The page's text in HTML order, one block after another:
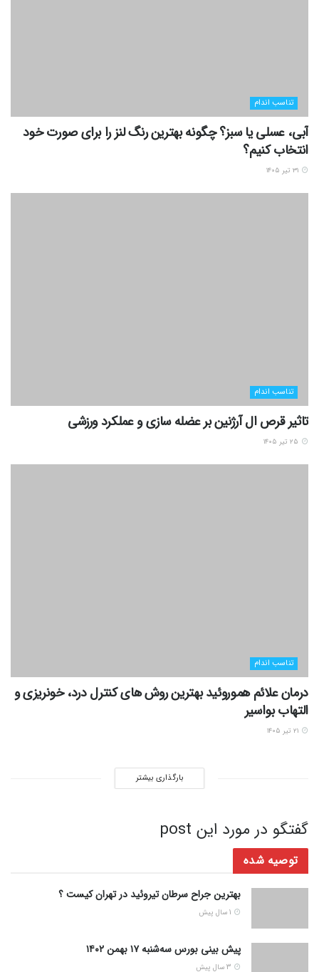
تناسب اندام
آبی، عسلی یا سبز؟ چگونه بهترین رنگ لنز را برای صورت خود
انتخاب کنیم؟
تناسب اندام
تاثیر قرص ال آرژنین بر عضله سازی و عملکرد ورزشی
تناسب اندام
درمان علائم هموروئید بهترین روش های کنترل درد، خونریزی و
التهاب بواسیر
بارگذاری بیشتر
گفتگو در مورد این post
توصیه شده
بهترین جراح سرطان تیروئید در تهران کیست ؟
پیش بینی بورس سه‌شنبه ۱۷ بهمن ۱۴۰۲